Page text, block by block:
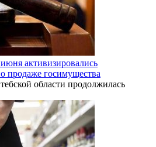
активизировались
продаже госимущества
области продолжилась